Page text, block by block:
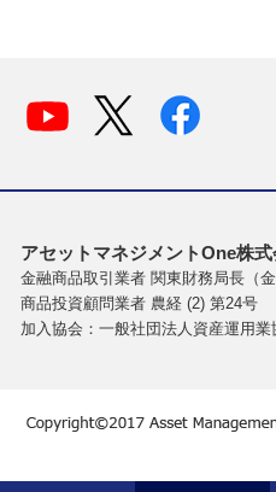
アセットマネジメントOne株
金融商品取引業者 関東財務局長（
商品投資顧問業者 農経 (2) 第24号
加入協会：一般社団法人資産運用業